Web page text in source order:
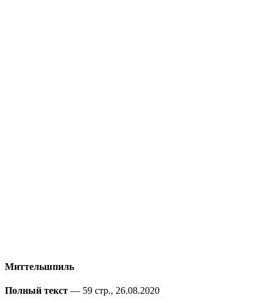
Миттельшпиль
Полный текст — 59 стр., 26.08.2020